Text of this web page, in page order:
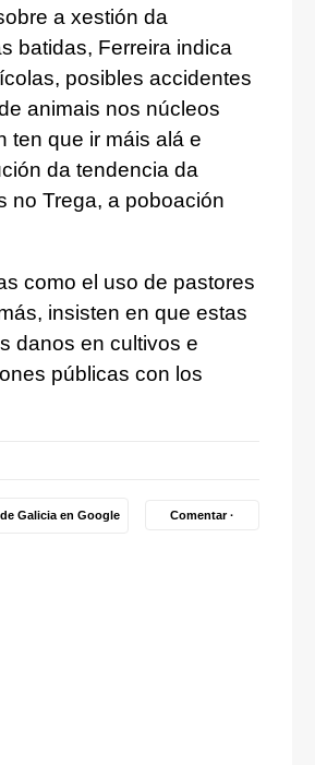
a xestión da
batidas, Ferreira indica
posibles accidentes
animais nos núcleos
ten que ir máis alá e
da tendencia da
no Trega, a poboación
como el uso de pastores
insisten en que estas
danos en cultivos e
públicas con los
Galicia en Google Comentar ·